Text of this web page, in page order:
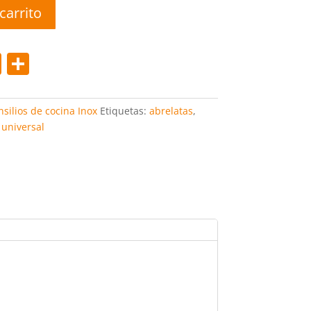
Pi
er
e
C
m
p
de cocina Inox Etiquetas: abrelatas,
universal